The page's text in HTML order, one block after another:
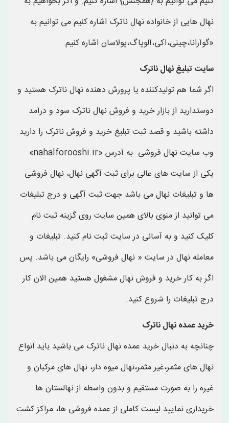
نهال هایی از خانواده نهال ناترک اشاره کنیم می توانیم به
«گوآرانا،چینی،آکی،آلوپاگ،پولاسان اشاره کنیم.
سایت تبلیغ نهال ناترک
اگر شما هم تولیدکننده یا پرورش دهنده نهال ناترک هستید و
دوستدارید از بازار خرید و فروش نهال ناترک سود و درآمد
داشته باشید و قصد ثبت تبلیغ خرید و فروش ناترک را دارید
وب سایت نهال فروشی به آدرس «nahalforooshi.ir»
یکی از سایت های عالی برای ثبت آگهی نهال، نهال فروشی
ها و تبلیغات نهال می باشد جهت ثبت آگهی و درج تبلیغات
می توانید از منوی بالای همین سایت روی گزینه ثبت نام
کلیک کنید و به آسانی در سایت ثبت نام کنید. تبلیغات و
معامله نهال در سایت « نهال فروشی» رایگان می باشد. پس
اگر به کار خرید و فروش نهال مشغول هستید همین الان کار
درج تبلیغات را شروع کنید.
خرید عمده نهال ناترک
چنانچه به دنبال خرید عمده نهال ناترک می باشید باید انواع
نهال های مثمر،غیر مثمر،نهال میوه دار، نهال های مرکبان و
غیره را به صورت مستقیم و بدون واسطه از نهالستان ها
خریداری نمایید لیست کاملی از عمده فروشی ها، مراکز کشت